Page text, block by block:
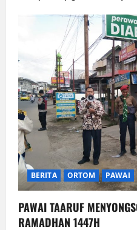
BERITA ORTOM PAWAI
PAWAI TAARUF
RAMADHAN 1447H